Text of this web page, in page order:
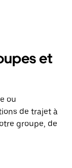
et
ou
de trajet à
groupe, de